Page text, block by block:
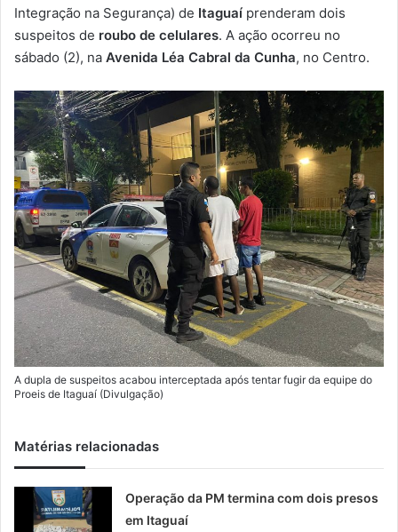
-
m
l
Integração na Segurança) de Itaguaí prenderam dois
suspeitos de roubo de celulares. A ação ocorreu no
sábado (2), na Avenida Léa Cabral da Cunha, no Centro.
A dupla de suspeitos acabou interceptada após tentar fugir da equipe do
Proeis de Itaguaí (Divulgação)
Matérias relacionadas
Operação da PM termina com dois presos
em Itaguaí